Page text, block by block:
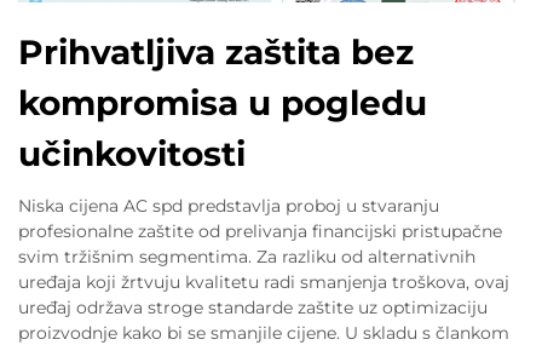
Prihvatljiva zaštita bez
kompromisa u pogledu
učinkovitosti
Niska cijena AC spd predstavlja proboj u stvaranju
profesionalne zaštite od prelivanja financijski pristupačne
svim tržišnim segmentima. Za razliku od alternativnih
uređaja koji žrtvuju kvalitetu radi smanjenja troškova, ovaj
uređaj održava stroge standarde zaštite uz optimizaciju
proizvodnje kako bi se smanjile cijene. U skladu s člankom